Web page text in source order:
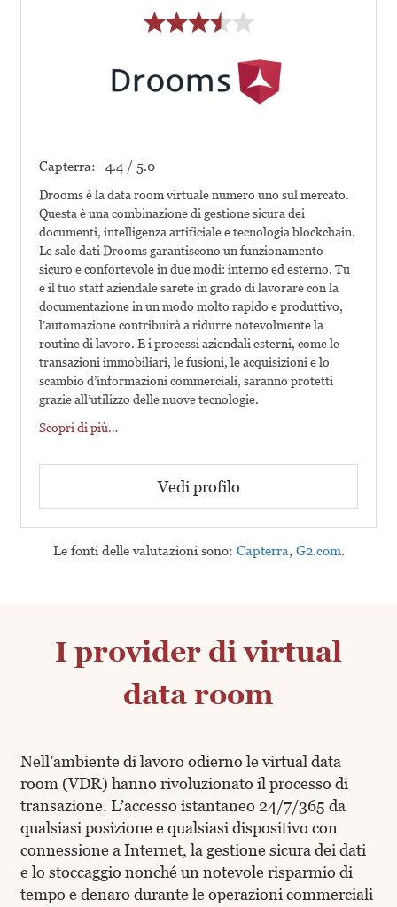
Capterra: 4.4 / 5.0
Drooms è la data room virtuale numero uno sul mercato.
Questa è una combinazione di gestione sicura dei
documenti, intelligenza artificiale e tecnologia blockchain.
Le sale dati Drooms garantiscono un funzionamento
sicuro e confortevole in due modi: interno ed esterno. Tu
e il tuo staff aziendale sarete in grado di lavorare con la
documentazione in un modo molto rapido e produttivo,
l’automazione contribuirà a ridurre notevolmente la
routine di lavoro. E i processi aziendali esterni, come le
transazioni immobiliari, le fusioni, le acquisizioni e lo
scambio d’informazioni commerciali, saranno protetti
grazie all’utilizzo delle nuove tecnologie.
Scopri di più…
Vedi profilo
Le fonti delle valutazioni sono: Capterra, G2.com.
I provider di virtual
data room
Nell’ambiente di lavoro odierno le virtual data
room (VDR) hanno rivoluzionato il processo di
transazione. L’accesso istantaneo 24/7/365 da
qualsiasi posizione e qualsiasi dispositivo con
connessione a Internet, la gestione sicura dei dati
e lo stoccaggio nonché un notevole risparmio di
tempo e denaro durante le operazioni commerciali